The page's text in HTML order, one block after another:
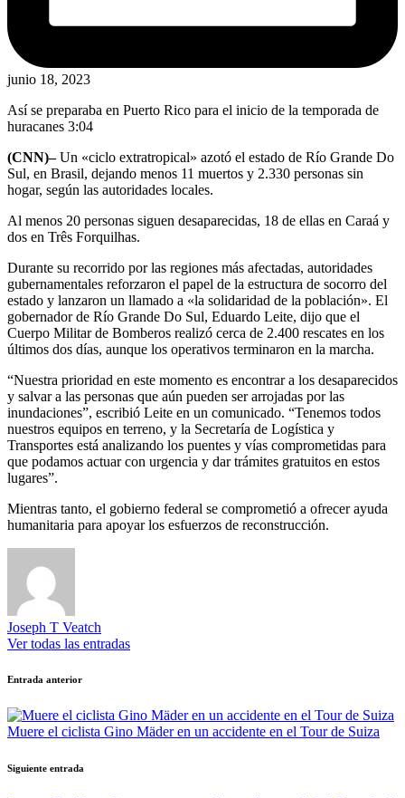
junio 18, 2023
Así se preparaba en Puerto Rico para el inicio de la temporada de
huracanes 3:04
(CNN)–Un «ciclo extratropical» azotó el estado de Río Grande Do
Sul, en Brasil, dejando menos 11 muertos y 2.330 personas sin
hogar, según las autoridades locales.
Al menos 20 personas siguen desaparecidas, 18 de ellas en Caraá y
dos en Três Forquilhas.
Durante su recorrido por las regiones más afectadas, autoridades
gubernamentales reforzaron el papel de la estructura de socorro del
estado y lanzaron un llamado a «la solidaridad de la población». El
gobernador de Río Grande Do Sul, Eduardo Leite, dijo que el
Cuerpo Militar de Bomberos realizó cerca de 2.400 rescates en los
últimos dos días, aunque los operativos terminaron en la marcha.
“Nuestra prioridad en este momento es encontrar a los desaparecidos
y salvar a las personas que aún pueden ser arrojadas por las
inundaciones”, escribió Leite en un comunicado. “Tenemos todos
nuestros equipos en terreno, y la Secretaría de Logística y
Transportes está analizando los puentes y vías comprometidas para
que podamos actuar con urgencia y dar trámites gratuitos en estos
lugares”.
Mientras tanto, el gobierno federal se comprometió a ofrecer ayuda
humanitaria para apoyar los esfuerzos de reconstrucción.
Joseph T Veatch
Ver todas las entradas
Navegación
de
entradas
Entrada anterior
Muere el ciclista Gino Mäder en un accidente en el Tour de Suiza
Siguiente entrada